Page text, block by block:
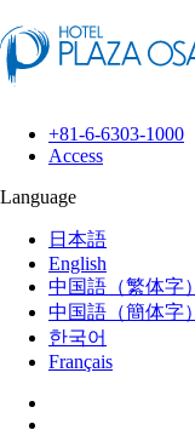
+81-6-6303-1000
Access
Language
日本語
English
中国語（繁体字）
中国語（簡体字）
한국어
Français